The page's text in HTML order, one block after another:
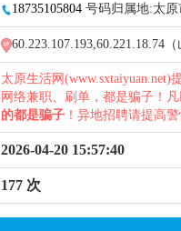
18735105804 号码归属地:太原
60.223.107.193,60.221.18.74
太原生活网(www.sxtaiyuan.net)
网络兼职、刷单，都是骗子！
的都是骗子 ！异地招聘请提高
2026-04-20 15:57:40
177 次